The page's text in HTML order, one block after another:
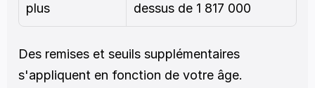
plus
dessus de 1 817 000
Des remises et seuils supplémentaires
s'appliquent en fonction de votre âge.